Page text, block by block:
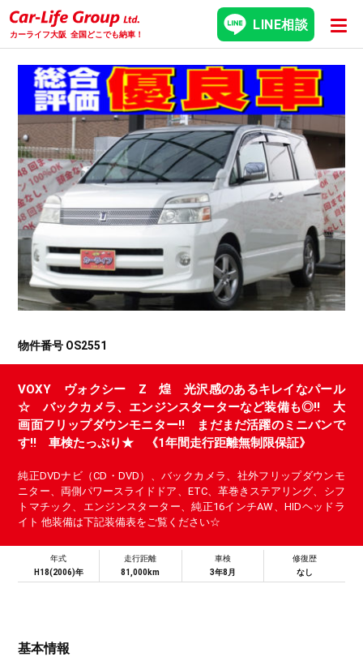
カーライフ大阪 全国どこでも納車！
LINE相談
物件番号 OS2551
VOXY ヴォクシー Z 煌 光沢感のあるキレイなパール
☆ バックカメラ、エンジンスターターなど装備も◎!! 大
画面フリップダウンモニター!! まだまだ活躍のミニバンで
す!! 車検たっぷり★ 《1年間走行距離無制限保証》
純正DVDナビ（CD・DVD）、バックカメラ、社外フリップダウンモ
ニター、両側パワースライドドア、ETC、革巻きステアリング、シフ
トマチック、エンジンスターター、純正16インチAW、HIDヘッドラ
イト 他装備は下記装備表をご覧ください☆
年式
H18(2006)年
走行距離
81,000km
車検
3年8月
修復歴
なし
基本情報